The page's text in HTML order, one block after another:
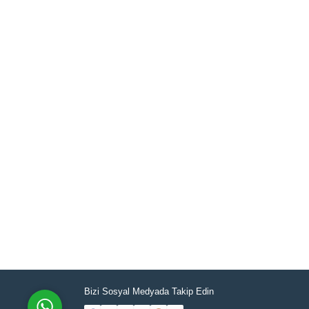
Bizi Sosyal Medyada Takip Edin